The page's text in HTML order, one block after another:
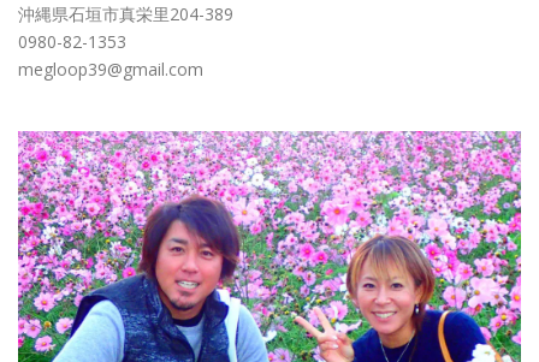
沖縄県石垣市真栄里204-389
0980-82-1353
megloop39@gmail.com